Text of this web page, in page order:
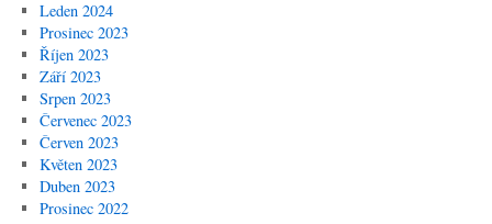
Leden 2024
Prosinec 2023
Říjen 2023
Září 2023
Srpen 2023
Červenec 2023
Červen 2023
Květen 2023
Duben 2023
Prosinec 2022